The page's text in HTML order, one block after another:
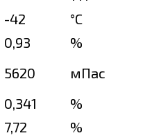
-42
°C
0,93
%
5620
мПас
0,341
%
7,72
%